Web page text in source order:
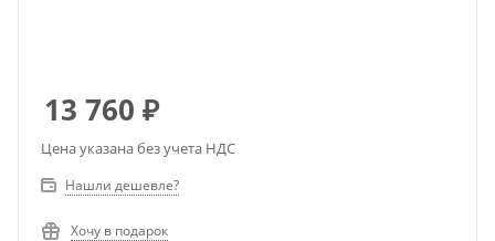
13 760 ₽
Цена указана без учета НДС
Нашли дешевле?
Хочу в подарок